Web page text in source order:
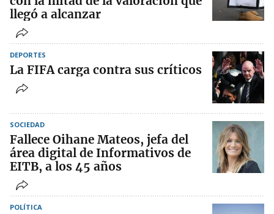
llegó a alcanzar
DEPORTES
La FIFA carga contra sus críticos
SOCIEDAD
Fallece Oihane Mateos, jefa del
área digital de Informativos de
EITB, a los 45 años
POLÍTICA